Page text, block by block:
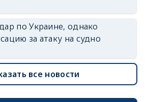
по Украине, однако
за атаку на судно
все новости